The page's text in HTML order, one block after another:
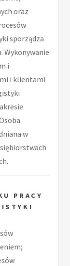
oraz
sporządza
Wykonywanie
i
i klientami
w
PRACY